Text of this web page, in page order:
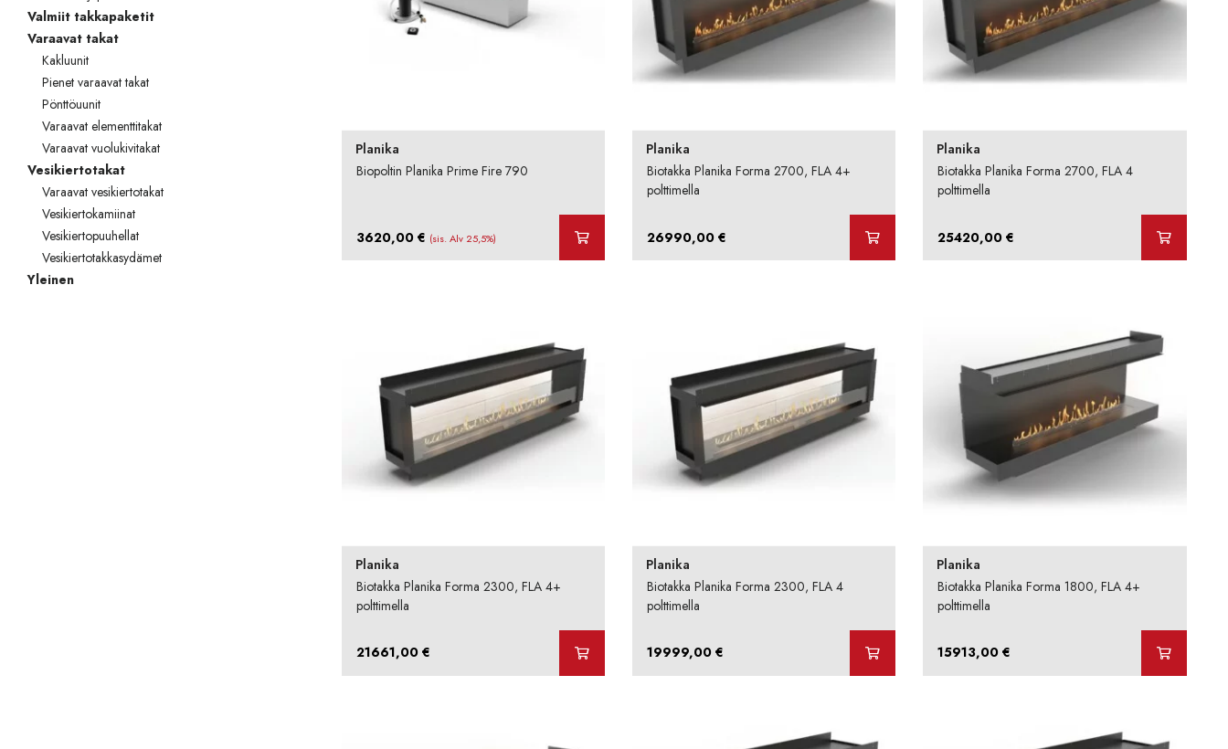
Valmiit takkapaketit
Varaavat takat
Kakluunit
Pienet varaavat takat
Pönttöuunit
Varaavat elementtitakat
Varaavat vuolukivitakat
Vesikiertotakat
Varaavat vesikiertotakat
Vesikiertokamiinat
Vesikiertopuuhellat
Vesikiertotakkasydämet
Yleinen
Planika
Biopoltin Planika Prime Fire 790
3620,00 € (sis. Alv 25,5%)
Planika
Biotakka Planika Forma 2700, FLA 4+
polttimella
26990,00 €
Planika
Biotakka Planika Forma 2700, FLA 4
polttimella
25420,00€
Planika
Biotakka Planika Forma 2300, FLA 4+
polttimella
21661,00 €
Planika
Biotakka Planika Forma 2300, FLA 4
polttimella
19999,00 €
Planika
Biotakka Planika Forma 1800, FLA 4+
polttimella
15913,00€